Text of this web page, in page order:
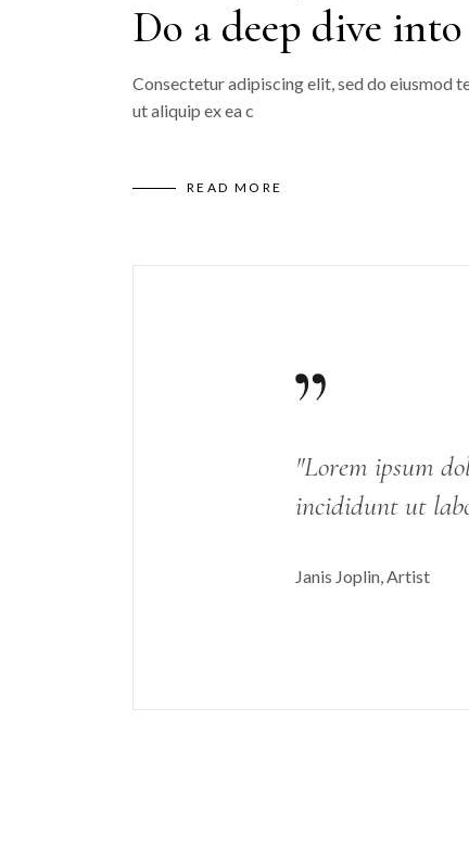
Do a deep dive
Consectetur adipiscing elit, sed do eiusmod
ut aliquip ex ea c
READ MORE
"Lorem ipsum
incididunt ut
Janis Joplin Artist